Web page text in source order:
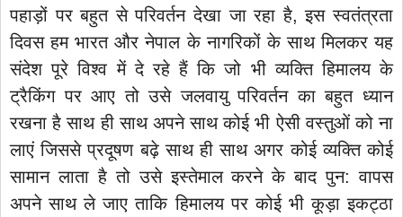
पहाड़ों पर बहुत से परिवर्तन देखा जा रहा है, इस स्वतंत्रता
दिवस हम भारत और नेपाल के नागरिकों के साथ मिलकर यह
संदेश पूरे विश्व में दे रहे हैं कि जो भी व्यक्ति हिमालय के
ट्रैकिंग पर आए तो उसे जलवायु परिवर्तन का बहुत ध्यान
रखना है साथ ही साथ अपने साथ कोई भी ऐसी वस्तुओं को ना
लाएं जिससे प्रदूषण बढ़े साथ ही साथ अगर कोई व्यक्ति कोई
सामान लाता है तो उसे इस्तेमाल करने के बाद पुन: वापस
अपने साथ ले जाए ताकि हिमालय पर कोई भी कूड़ा इकट्ठा